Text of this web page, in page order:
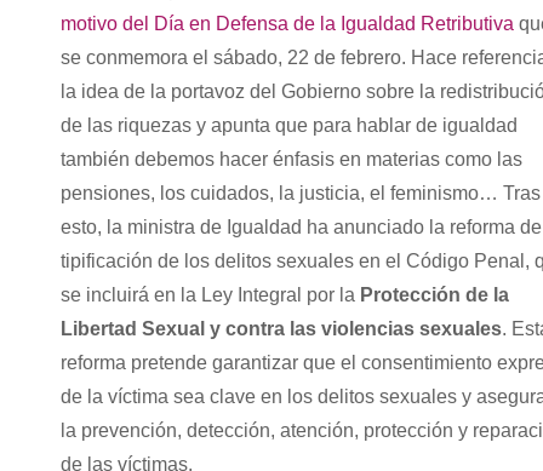
motivo del Día en Defensa de la Igualdad Retributiva
se conmemora el sábado, 22 de febrero. Hace
la idea de la portavoz del Gobierno sobre la
de las riquezas y apunta que para hablar de igualdad
también debemos hacer énfasis en materias como las
pensiones, los cuidados, la justicia, el feminismo… Tras
esto, la ministra de Igualdad ha anunciado la reforma
tipificación de los delitos sexuales en el Código Penal,
se incluirá en la Ley Integral por la Protección de la
Libertad Sexual y contra las violencias sexuales.
reforma pretende garantizar que el consentimiento
de la víctima sea clave en los delitos sexuales y
la prevención, detección, atención, protección y
de las víctimas.